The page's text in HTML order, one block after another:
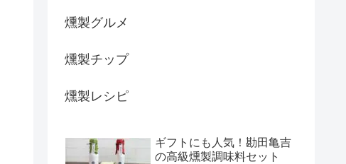
燻製グルメ
燻製チップ
燻製レシピ
ギフトにも人気！勘田亀吉
の高級燻製調味料セット